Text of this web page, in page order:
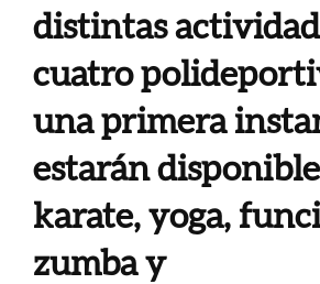
distintas
cuatro
una primera
estarán
karate, yoga,
zumba y